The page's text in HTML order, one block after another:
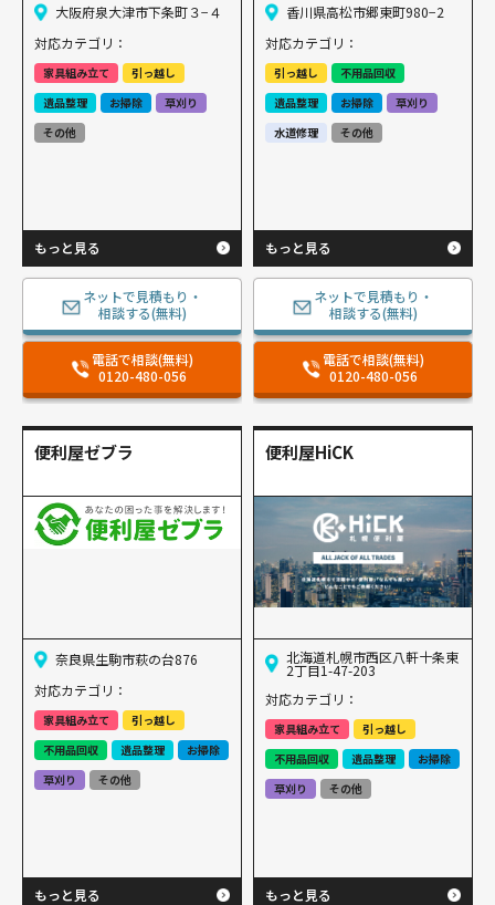
大阪府泉大津市下条町３−４
対応カテゴリ：
家具組み立て
引っ越し
遺品整理
お掃除
草刈り
その他
もっと見る
ネットで見積もり・
相談する(無料)
電話で相談(無料)
0120-480-056
香川県高松市郷東町980−2
対応カテゴリ：
引っ越し
不用品回収
遺品整理
お掃除
草刈り
水道修理
その他
もっと見る
ネットで見積もり・
相談する(無料)
電話で相談(無料)
0120-480-056
便利屋ゼブラ
奈良県生駒市萩の台876
対応カテゴリ：
家具組み立て
引っ越し
不用品回収
遺品整理
お掃除
草刈り
その他
もっと見る
便利屋HiCK
北海道札幌市西区八軒十条東
2丁目1-47-203
対応カテゴリ：
家具組み立て
引っ越し
不用品回収
遺品整理
お掃除
草刈り
その他
もっと見る